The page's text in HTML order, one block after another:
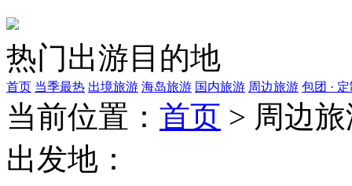
热门出游目的地
首页 当季最热 出境旅游 海岛旅游 国内旅游 周边旅游 包团 ·
当前位置： 首页 > 周边
出发地：